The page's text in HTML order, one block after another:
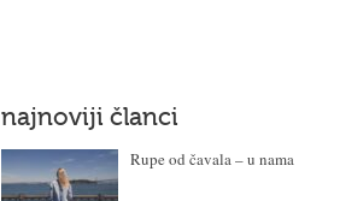
najnoviji članci
Rupe od čavala – u nama